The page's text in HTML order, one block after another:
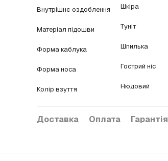
Внутрішнє оздоблення Шкіра
Матеріал підошви Туніт
Форма каблука Шпилька
Форма носа Гострий ніс
Колір взуття Нюдовий
Доставка Оплата Гарантія